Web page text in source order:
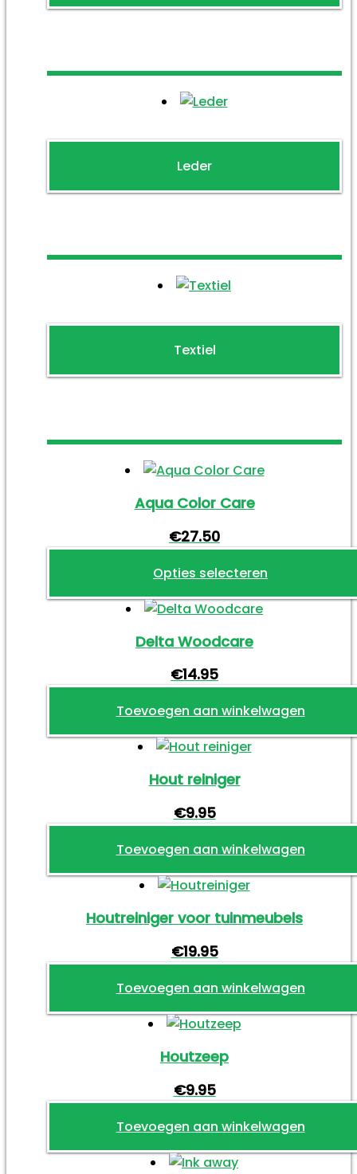
Leder
Textiel
Aqua Color Care
€27.50
Opties selecteren
Dit
heeft
meerdere
variaties.
Deze
kan
worden
op
de
productpagina
Delta Woodcare
€14.95
Toevoegen aan winkelwagen
Hout reiniger
€9.95
Toevoegen aan winkelwagen
Houtreiniger voor tuinmeubels
€19.95
Toevoegen aan winkelwagen
Houtzeep
€9.95
Toevoegen aan winkelwagen